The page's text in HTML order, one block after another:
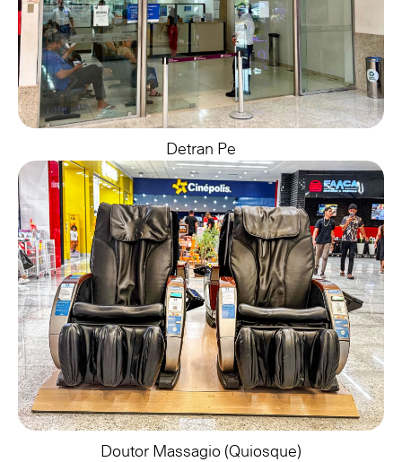
Detran Pe
Doutor Massagio (quiosque)